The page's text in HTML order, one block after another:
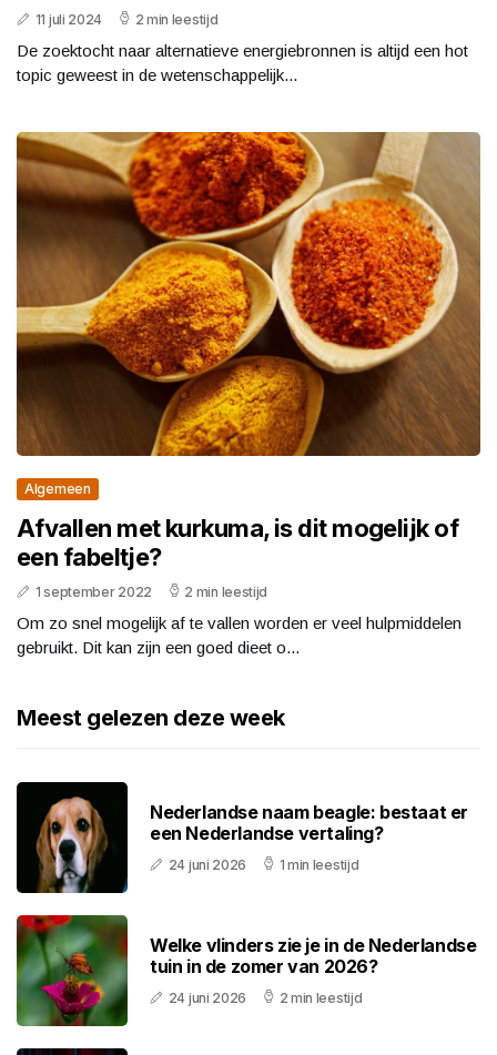
11 juli 2024 2 min leestijd
De zoektocht naar alternatieve energiebronnen is altijd een hot
topic geweest in de wetenschappelijk...
Algemeen
Afvallen met kurkuma, is dit mogelijk of
een fabeltje?
1 september 2022 2 min leestijd
Om zo snel mogelijk af te vallen worden er veel hulpmiddelen
gebruikt. Dit kan zijn een goed dieet o...
Meest gelezen deze week
Nederlandse naam beagle: bestaat er
een Nederlandse vertaling?
24 juni 2026 1 min leestijd
Welke vlinders zie je in de Nederlandse
tuin in de zomer van 2026?
24 juni 2026 2 min leestijd